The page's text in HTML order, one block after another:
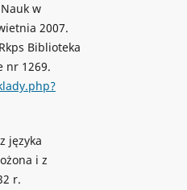
w
2007.
Biblioteka
nr 1269.
języka
i z
r.